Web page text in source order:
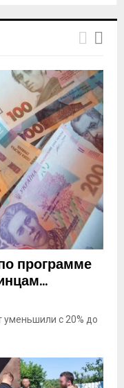
программе
уменьшили с 20% до